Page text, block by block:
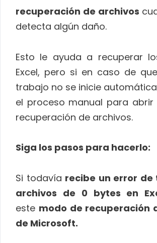
recuperación de archivos
detecta algún daño.
Esto le ayuda a recuperar
Excel, pero si en caso de
trabajo no se inicie
el proceso manual para abrir
recuperación de archivos.
Siga los pasos para hacerlo:
Si todavía recibe un error de
archivos de 0 bytes en
este modo de recuperación
de Microsoft.